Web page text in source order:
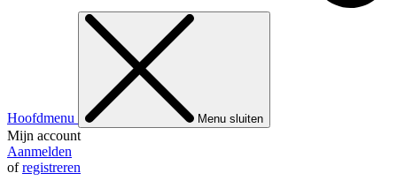
Hoofdmenu Menu sluiten
Mijn account
Aanmelden
ofregistreren